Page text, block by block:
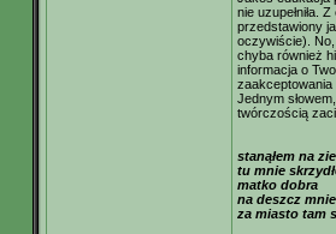
nie uzupełniła.
przedstawiony
oczywiście).
chyba również
informacja o
zaakceptowania
Jednym
twórczością
stanąłem na
tu mnie
matko dobra
na deszcz
za miasto tam